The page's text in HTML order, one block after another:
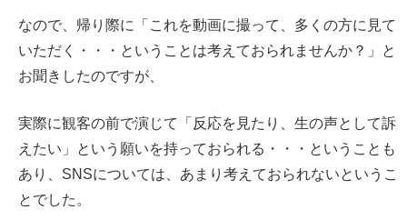
なので、帰り際に「これを動画に撮って、多くの方に見て
いただく・・・ということは考えておられませんか？」と
お聞きしたのですが、
実際に観客の前で演じて「反応を見たり、生の声として訴
えたい」という願いを持っておられる・・・ということも
あり、SNSについては、あまり考えておられないというこ
とでした。